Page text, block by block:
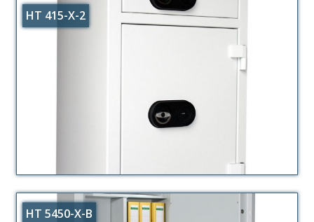
HT 415-X-2
HT 5450-X-B